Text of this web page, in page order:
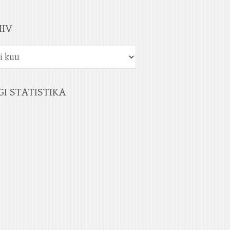
STATISTIKA